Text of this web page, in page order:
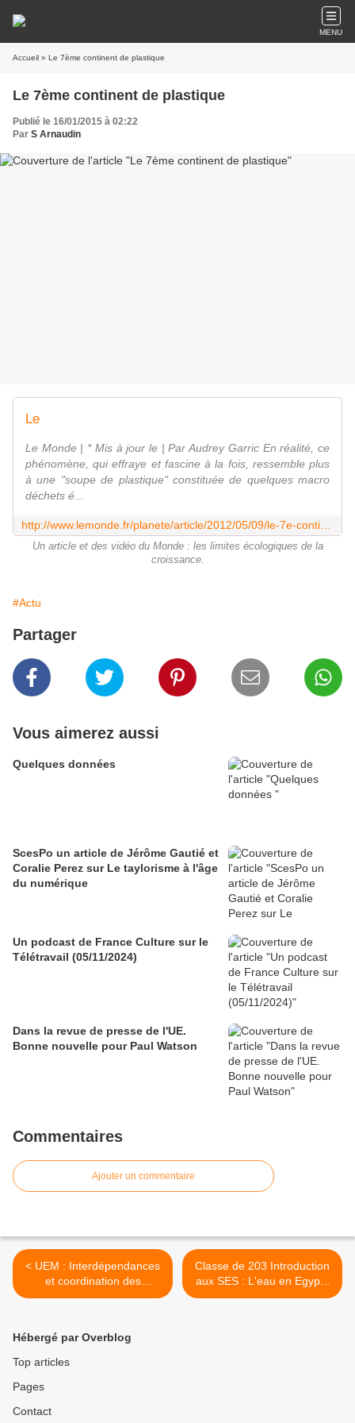
MENU
Accueil » Le 7ème continent de plastique
Le 7ème continent de plastique
Publié le 16/01/2015 à 02:22
Par S Arnaudin
Le
Le Monde | * Mis à jour le | Par Audrey Garric En réalité, ce
phénomène, qui effraye et fascine à la fois, ressemble plus
à une "soupe de plastique" constituée de quelques macro
déchets é...
Un article et des vidéo du Monde : les limites écologiques de la
croissance.
#Actu
Partager
Vous aimerez aussi
Quelques données
ScesPo un article de Jérôme Gautié et
Coralie Perez sur Le taylorisme à l'âge
du numérique
Un podcast de France Culture sur le
Télétravail (05/11/2024)
Dans la revue de presse de l'UE.
Bonne nouvelle pour Paul Watson
Commentaires
Ajouter un commentaire
< UEM : Interdépendances
et coordination des
politiques économiques
Classe de 203 Introduction
aux SES : L'eau en Egypte
>
Hébergé par Overblog
Top articles
Pages
Contact